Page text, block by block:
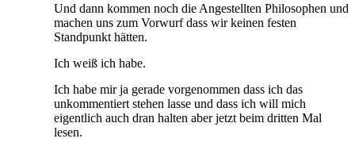
Und dann kommen noch die Angestellten Philosophen und
machen uns zum Vorwurf dass wir keinen festen
Standpunkt hätten.
Ich weiß ich habe.
Ich habe mir ja gerade vorgenommen dass ich das
unkommentiert stehen lasse und dass ich will mich
eigentlich auch dran halten aber jetzt beim dritten Mal
lesen.